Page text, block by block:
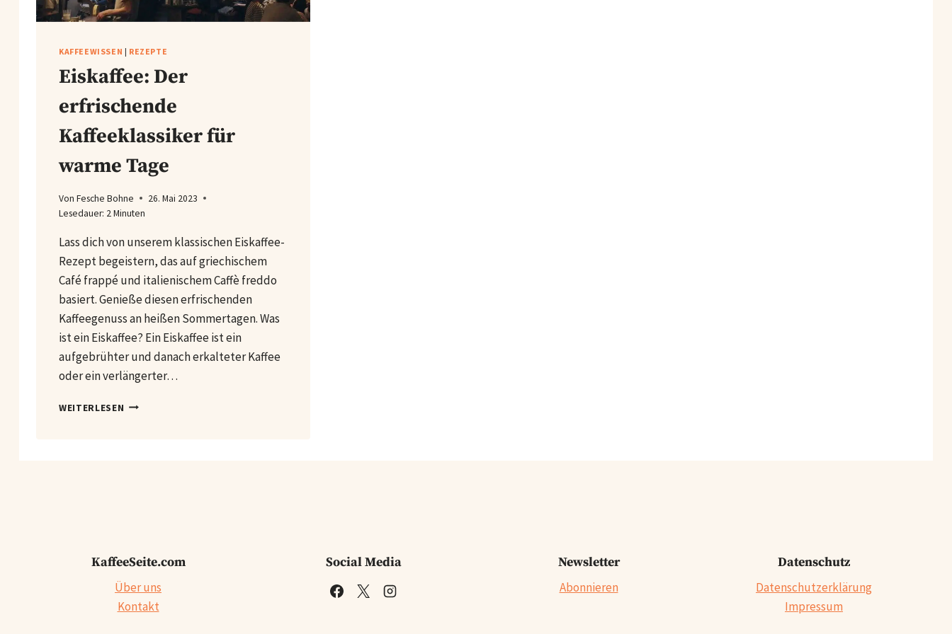
KAFFEEWISSEN | REZEPTE
Eiskaffee: Der
erfrischende
Kaffeeklassiker für
warme Tage
Von Fesche Bohne
26. Mai 2023
Lesedauer: 2Minuten
Lass dich von unserem klassischen Eiskaffee-
Rezept begeistern, das auf griechischem
Café frappé und italienischem Caffè freddo
basiert. Genieße diesen erfrischenden
Kaffeegenuss an heißen Sommertagen. Was
ist ein Eiskaffee? Ein Eiskaffee ist ein
aufgebrühter und danach erkalteter Kaffee
oder ein verlängerter…
WEITERLESEN EISKAFFEE:
KaffeeSeite.com
Über uns
Kontakt
Social Media Newsletter
Abonnieren
Datenschutz
Datenschutzerklärung
Impressum